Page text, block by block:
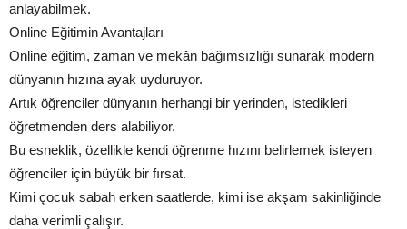
anlayabilmek.
Online Eğitimin Avantajları
Online eğitim, zaman ve mekân bağımsızlığı sunarak modern
dünyanın hızına ayak uyduruyor.
Artık öğrenciler dünyanın herhangi bir yerinden, istedikleri
öğretmenden ders alabiliyor.
Bu esneklik, özellikle kendi öğrenme hızını belirlemek isteyen
öğrenciler için büyük bir fırsat.
Kimi çocuk sabah erken saatlerde, kimi ise akşam sakinliğinde
daha verimli çalışır.